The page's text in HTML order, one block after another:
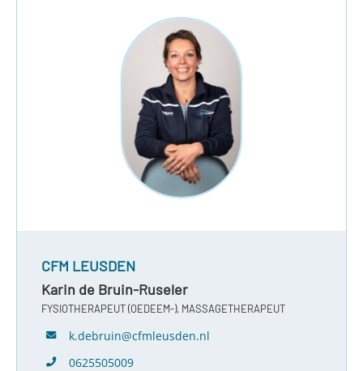
CFM LEUSDEN
Karin de Bruin-Ruseler
FYSIOTHERAPEUT (OEDEEM-), MASSAGETHERAPEUT
k.debruin@cfmleusden.nl
0625505009